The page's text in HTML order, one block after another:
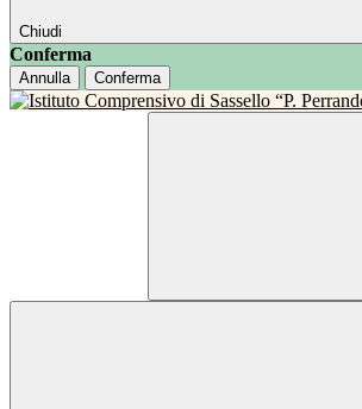
Chiudi
Conferma
Annulla Conferma